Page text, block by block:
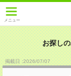
メニュー
お探し
掲載日 :2026/07/07